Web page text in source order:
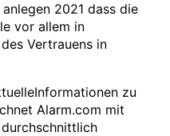
2021 dass die
vor allem in
Vertrauens in
zu
Alarm.com mit